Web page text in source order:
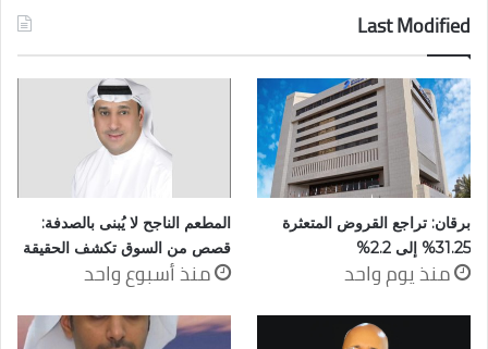
Last Modified
برقان: تراجع القروض المتعثرة
31.25% إلى 2.2%
منذ يوم واحد
المطعم الناجح لا يُبنى بالصدفة:
قصص من السوق تكشف الحقيقة
منذ أسبوع واحد